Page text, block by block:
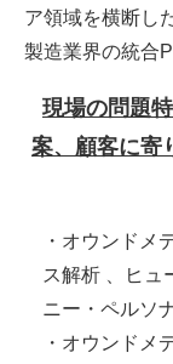
ア領域を横断し
製造業界の統合
現場の問題
案、顧客に寄
・オウンドメ
ス解析 、ヒュ
ニー・ペルソ
・オウンドメ